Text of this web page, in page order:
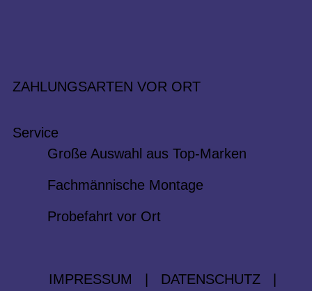
ZAHLUNGSARTEN VOR ORT
Service
Große Auswahl aus Top-Marken
Fachmännische Montage
Probefahrt vor Ort
IMPRESSUM DATENSCHUTZ